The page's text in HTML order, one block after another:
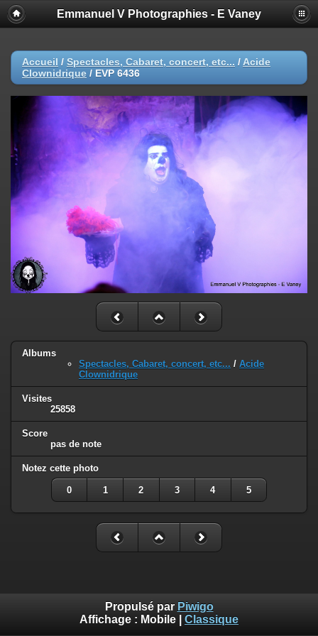
Emmanuel V Photographies - E Vaney
Accueil / Spectacles, Cabaret, concert, etc... / Acide
Clownidrique / EVP 6436
Albums
Spectacles, Cabaret, concert, etc... / Acide
Clownidrique
Visites
25858
Score
pas de note
Notez cette photo
0 1 2 3 4 5
Propulsé par Piwigo
Affichage : Mobile Classique